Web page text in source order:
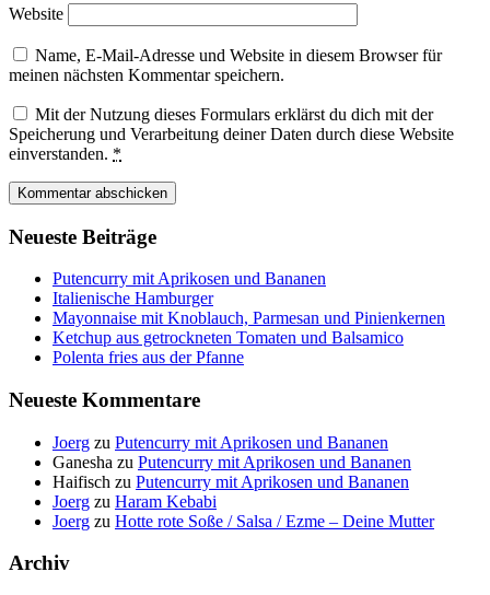
Website
Name, E-Mail-Adresse und Website in diesem Browser für
meinen nächsten Kommentar speichern.
Mit der Nutzung dieses Formulars erklärst du dich mit der
Speicherung und Verarbeitung deiner Daten durch diese Website
einverstanden. *
Neueste Beiträge
Putencurry mit Aprikosen und Bananen
Italienische Hamburger
Mayonnaise mit Knoblauch, Parmesan und Pinienkernen
Ketchup aus getrockneten Tomaten und Balsamico
Polenta fries aus der Pfanne
Neueste Kommentare
Joerg zu Putencurry mit Aprikosen und Bananen
Ganesha zu Putencurry mit Aprikosen und Bananen
Haifisch zu Putencurry mit Aprikosen und Bananen
Joerg zu Haram Kebabi
Joerg zu Hotte rote Soße / Salsa / Ezme – Deine Mutter
Archiv